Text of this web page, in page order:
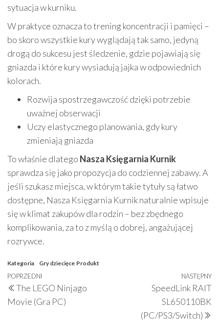
sytuacja w kurniku.
W praktyce oznacza to trening koncentracji i pamięci –
bo skoro wszystkie kury wyglądają tak samo, jedyną
drogą do sukcesu jest śledzenie, gdzie pojawiają się
gniazda i które kury wysiadują jajka w odpowiednich
kolorach.
Rozwija spostrzegawczość dzięki potrzebie
uważnej obserwacji
Uczy elastycznego planowania, gdy kury
zmieniają gniazda
To właśnie dlatego Nasza Księgarnia Kurnik
sprawdza się jako propozycja do codziennej zabawy. A
jeśli szukasz miejsca, w którym takie tytuły są łatwo
dostępne, Nasza Księgarnia Kurnik naturalnie wpisuje
się w klimat zakupów dla rodzin – bez zbędnego
komplikowania, za to z myślą o dobrej, angażującej
rozrywce.
Kategoria Gry dziecięce Produkt
Nawigacja
wpisu
Poprzedni
wpis
POPRZEDNI
The LEGO Ninjago
Movie (Gra PC)
NASTĘPNY
SpeedLink RAIT
SL650110BK
(PC/PS3/Switch)